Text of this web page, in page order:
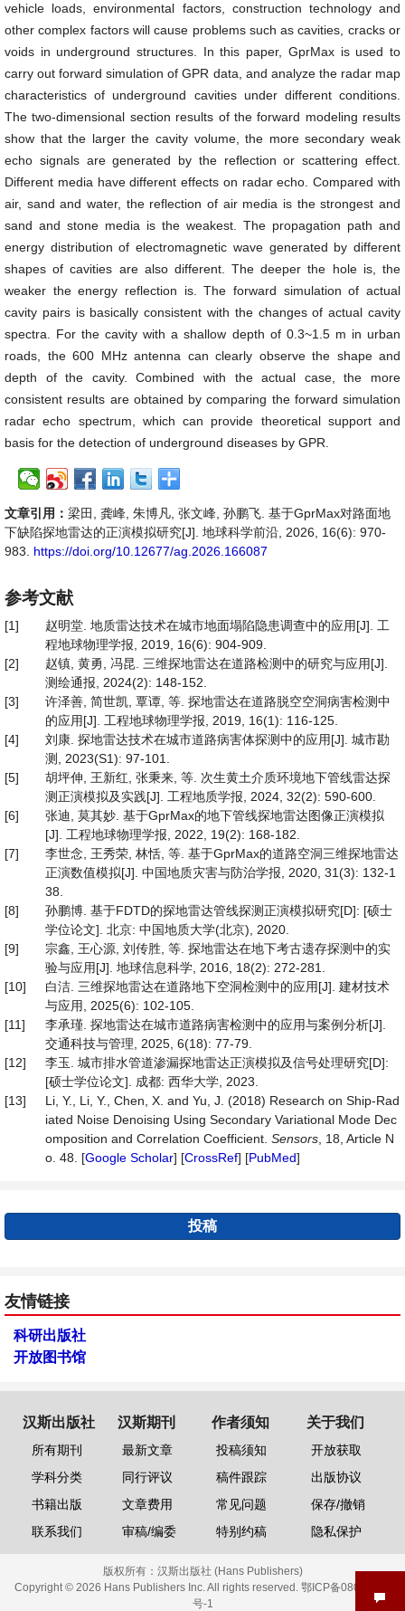
vehicle loads, environmental factors, construction technology and
other complex factors will cause problems such as cavities, cracks or
voids in underground structures. In this paper, GprMax is used to
carry out forward simulation of GPR data, and analyze the radar map
characteristics of underground cavities under different conditions.
The two-dimensional section results of the forward modeling results
show that the larger the cavity volume, the more secondary weak
echo signals are generated by the reflection or scattering effect.
Different media have different effects on radar echo. Compared with
air, sand and water, the reflection of air media is the strongest and
sand and stone media is the weakest. The propagation path and
energy distribution of electromagnetic wave generated by different
shapes of cavities are also different. The deeper the hole is, the
weaker the energy reflection is. The forward simulation of actual
cavity pairs is basically consistent with the changes of actual cavity
spectra. For the cavity with a shallow depth of 0.3~1.5 m in urban
roads, the 600 MHz antenna can clearly observe the shape and
depth of the cavity. Combined with the actual case, the more
consistent results are obtained by comparing the forward simulation
radar echo spectrum, which can provide theoretical support and
basis for the detection of underground diseases by GPR.
文章引用： 梁田, 龚峰, 朱博凡, 张文峰, 孙鹏飞. 基于GprMax对路面地
下缺陷探地雷达的正演模拟研究[J]. 地球科学前沿, 2026, 16(6): 970-
983. https://doi.org/10.12677/ag.2026.166087
参考文献
[1]
赵明堂. 地质雷达技术在城市地面塌陷隐患调查中的应用[J]. 工
程地球物理学报, 2019, 16(6): 904-909.
[2]
赵镇, 黄勇, 冯昆. 三维探地雷达在道路检测中的研究与应用[J].
测绘通报, 2024(2): 148-152.
[3]
许泽善, 简世凯, 覃谭, 等. 探地雷达在道路脱空空洞病害检测中
的应用[J]. 工程地球物理学报, 2019, 16(1): 116-125.
[4]
刘康. 探地雷达技术在城市道路病害体探测中的应用[J]. 城市勘
测, 2023(S1): 97-101.
[5]
胡坪伸, 王新红, 张秉来, 等. 次生黄土介质环境地下管线雷达探
测正演模拟及实践[J]. 工程地质学报, 2024, 32(2): 590-600.
[6]
张迪, 莫其妙. 基于GprMax的地下管线探地雷达图像正演模拟
[J]. 工程地球物理学报, 2022, 19(2): 168-182.
[7]
李世念, 王秀荣, 林恬, 等. 基于GprMax的道路空洞三维探地雷达
正演数值模拟[J]. 中国地质灾害与防治学报, 2020, 31(3): 132-1
38.
[8]
孙鹏博. 基于FDTD的探地雷达管线探测正演模拟研究[D]: [硕士
学位论文]. 北京: 中国地质大学(北京), 2020.
[9]
宗鑫, 王心源, 刘传胜, 等. 探地雷达在地下考古遗存探测中的实
验与应用[J]. 地球信息科学, 2016, 18(2): 272-281.
[10]
白洁. 三维探地雷达在道路地下空洞检测中的应用[J]. 建材技术
与应用, 2025(6): 102-105.
[11]
李承瑾. 探地雷达在城市道路病害检测中的应用与案例分析[J].
交通科技与管理, 2025, 6(18): 77-79.
[12]
李玉. 城市排水管道渗漏探地雷达正演模拟及信号处理研究[D]:
[硕士学位论文]. 成都: 西华大学, 2023.
[13]
Li, Y., Li, Y., Chen, X. and Yu, J. (2018) Research on Ship-Rad
iated Noise Denoising Using Secondary Variational Mode Dec
omposition and Correlation Coefficient. Sensors , 18, Article N
o. 48. [Google Scholar] [CrossRef] [PubMed]
投稿
友情链接
科研出版社
开放图书馆
汉斯出版社
所有期刊
学科分类
书籍出版
联系我们
汉斯期刊
最新文章
同行评议
文章费用
审稿/编委
作者须知
投稿须知
稿件跟踪
常见问题
特别约稿
关于我们
开放获取
出版协议
保存/撤销
隐私保护
版权所有： 汉斯出版社 (Hans Publishers)
Copyright © 2026 Hans Publishers Inc. All rights reserved. 鄂ICP备08006613
号-1